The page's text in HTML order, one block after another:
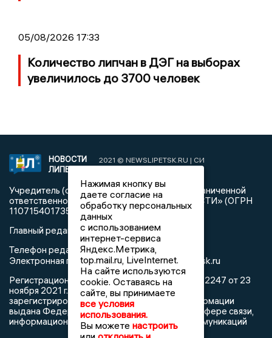
05/08/2026 17:33
Количество липчан в ДЭГ на выборах
увеличилось до 3700 человек
НОВОСТИ
ЛИПЕЦКА
2021 © NEWSLIPETSK.RU | СИ
Учредитель (соучредители): Общество с ограниченной
ответственностью «РЕГИОНАЛЬНЫЕ НОВОСТИ» (ОГРН
1107154017354)
Главный редактор: Герцог Е.Г.
Телефон редакции: +7 903 699 9427
Электронная почта редакции:info@newslipetsk.ru
Регистрационный номер: серия Эл № ФС77-82247 от 23
ноября 2021 г. согласно выписке из реестра
зарегистрированных средств массовой информации
выдана Федеральной службой по надзору в сфере связи,
информационных технологий и массовых коммуникаций
Нажимая кнопку вы
даете согласие на
обработку персональных
данных
с использованием
интернет-сервиса
Яндекс.Метрика,
top.mail.ru, LiveInternet.
На сайте используются
cookie. Оставаясь на
сайте, вы принимаете
все условия
использования.
Вы можете настроить